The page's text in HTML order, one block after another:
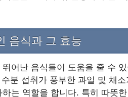
음식과 그 효능
어난 음식들이 도움을 줄 수
분 섭취가 풍부한 과일 및 채
는 역할을 합니다. 특히 따뜻